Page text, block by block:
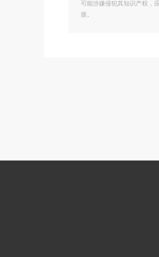
可能涉嫌侵犯其知识产权，
接。